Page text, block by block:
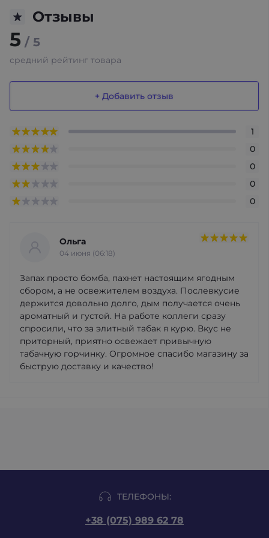
Отзывы
5 / 5
средний рейтинг товара
+ Добавить отзыв
1
0
0
0
0
Ольга
04 июня (06:18)
Запах просто бомба, пахнет настоящим ягодным
сбором, а не освежителем воздуха. Послевкусие
держится довольно долго, дым получается очень
ароматный и густой. На работе коллеги сразу
спросили, что за элитный табак я курю. Вкус не
приторный, приятно освежает привычную
табачную горчинку. Огромное спасибо магазину за
быструю доставку и качество!
ТЕЛЕФОНЫ:
+38 (075) 989 62 78